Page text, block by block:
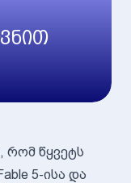
რომ წყვეტს
5-ისა და